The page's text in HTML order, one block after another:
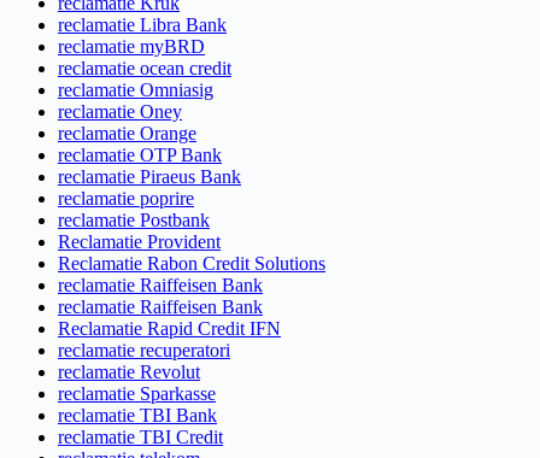
reclamatie Libra Bank
reclamatie myBRD
reclamatie ocean credit
reclamatie Omniasig
reclamatie Oney
reclamatie Orange
reclamatie OTP Bank
reclamatie Piraeus Bank
reclamatie poprire
reclamatie Postbank
Reclamatie Provident
Reclamatie Rabon Credit Solutions
reclamatie Raiffeisen Bank
reclamatie Raiffeisen Bank
Reclamatie Rapid Credit IFN
reclamatie recuperatori
reclamatie Revolut
reclamatie Sparkasse
reclamatie TBI Bank
reclamatie TBI Credit